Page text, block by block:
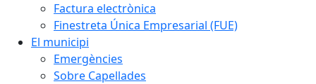
Factura electrònica
Finestreta Única Empresarial (FUE)
El municipi
Emergències
Sobre Capellades